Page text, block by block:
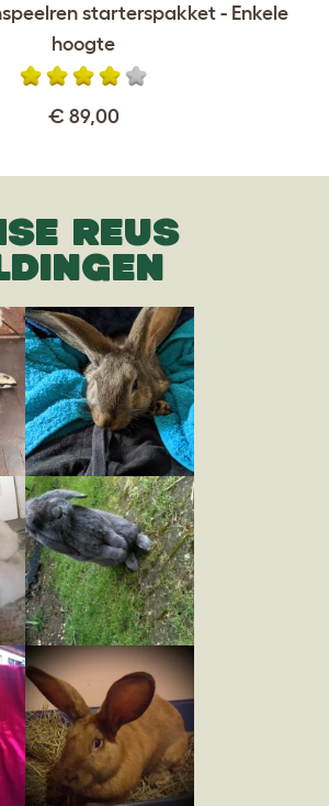
starterspakket - Enkele
hoogte
€ 89,00
REUS